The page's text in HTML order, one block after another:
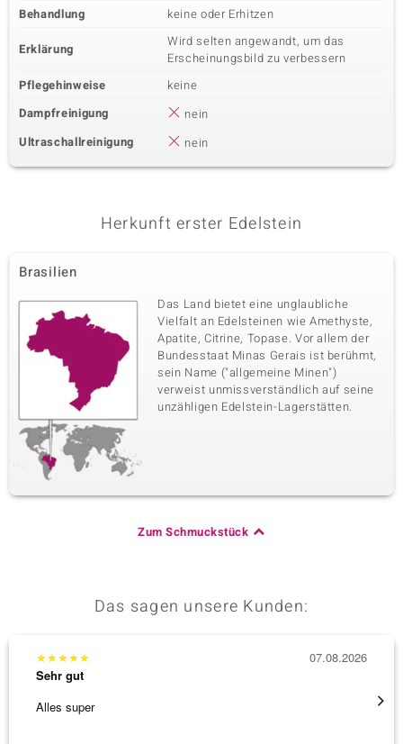
Behandlung keine oder Erhitzen
Erklärung
Wird selten angewandt, um das
Erscheinungsbild zu verbessern
Pflegehinweise
keine
Dampfreinigung
nein
Ultraschallreinigung
nein
Herkunft erster Edelstein
Brasilien
Das Land bietet eine unglaubliche
Vielfalt an Edelsteinen wie Amethyste,
Apatite, Citrine, Topase. Vor allem der
Bundesstaat Minas Gerais ist berühmt,
sein Name ("allgemeine Minen")
verweist unmissverständlich auf seine
unzähligen Edelstein-Lagerstätten.
Zum Schmuckstück
Das sagen unsere Kunden:
★★★★★
Sehr gut
Alles super
07.08.2026